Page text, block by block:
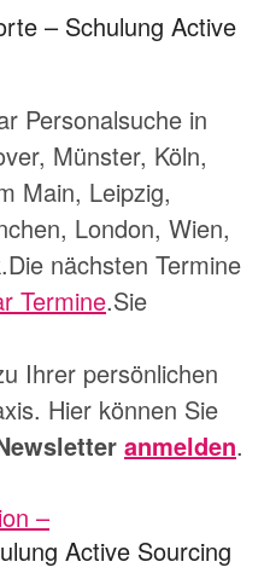
– Schulung Active
Personalsuche in
Münster, Köln,
Main, Leipzig,
London, Wien,
nächsten Termine
Termine.Sie
Ihrer persönlichen
Hier können Sie
anmelden.
–
Active Sourcing